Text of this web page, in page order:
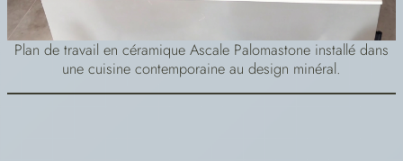
Plan de travail en céramique Ascale Palomastone installé dans
une cuisine contemporaine au design minéral.